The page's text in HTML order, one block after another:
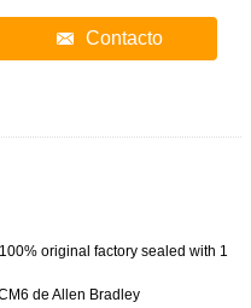
Contacto
original factory sealed with 1
de Allen Bradley